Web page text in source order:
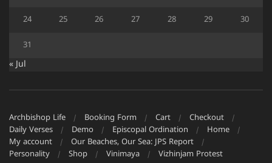
24 25 26 27 28 29 30
31
« Jul
Archbishop Life Booking Form Cart
Checkout
Daily Verses
Demo Episcopal Ordination
Home
My account
Our Beaches, Our Sea: JPS Report
Personality
Shop Vinimaya Vizhinjam Protest